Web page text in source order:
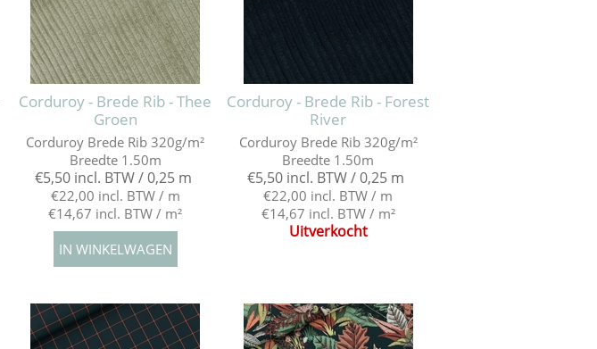
Corduroy - Brede Rib - Thee
Groen
Corduroy Brede Rib 320g/m²
Breedte 1.50m
€5,50 incl. BTW / 0,25 m
€22,00 incl. BTW / m
€14,67 incl. BTW / m²
Corduroy - Brede Rib - Forest
River
Corduroy Brede Rib 320g/m²
Breedte 1.50m
€5,50 incl. BTW / 0,25 m
€22,00 incl. BTW / m
€14,67 incl. BTW / m²
Uitverkocht